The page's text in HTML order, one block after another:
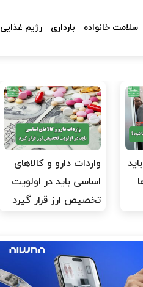
سلامت خانواده بارداری رژیم غذایی
واردات دارو و کالاهای
اساسی باید در اولویت
تخصیص ارز قرار گیرد